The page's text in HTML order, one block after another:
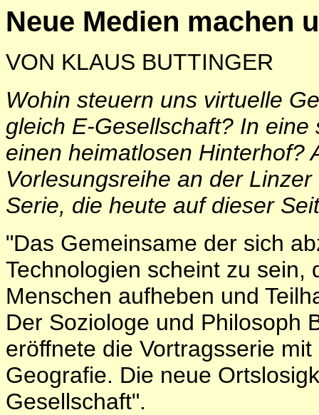
Neue Medien machen
VON KLAUS BUTTINGER
Wohin steuern uns virtuelle
gleich E-Gesellschaft? In
einen heimatlosen Hinterhof?
Vorlesungsreihe an der
Serie, die heute auf dieser
"Das Gemeinsame der sich
Technologien scheint zu sein,
Menschen aufheben und
Der Soziologe und Philosoph
eröffnete die Vortragsserie
Geografie. Die neue
Gesellschaft".